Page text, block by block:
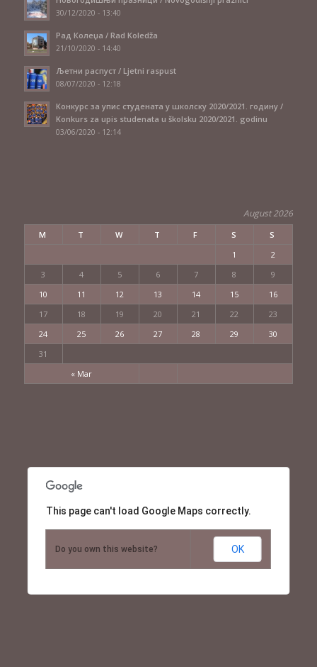
30/12/2020 - 13:40
Рад Колеџа / Rad Koledža
21/10/2020 - 14:40
Љетни распуст / Ljetni raspust
08/07/2020 - 12:18
Конкурс за упис студената у школску 2020/2021. годину /
Konkurs za upis studenata u školsku 2020/2021. godinu
03/06/2020 - 12:14
August 2026
M T W T F S S
« Mar
1
2
3
4 5 6 7 8
9
10
11 12 13 14 15
16
17
18 19 20 21 22
23
24
25 26 27 28 29
30
31
This page can't load Google Maps correctly.
Do you own this website? OK